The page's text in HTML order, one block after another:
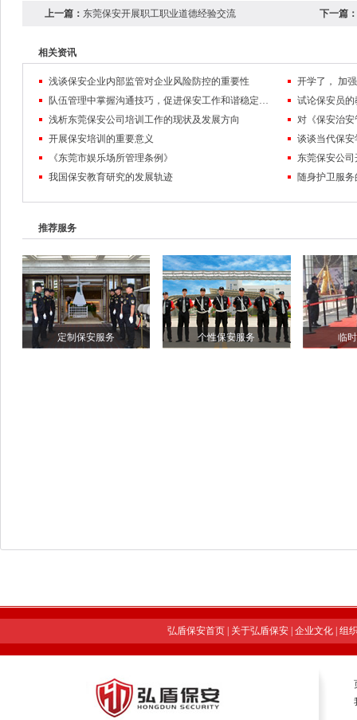
上一篇： 东莞保安开展职工职业道德经验交流 下一篇：
相关资讯
浅谈保安企业内部监管对企业风险防控的重要性
队伍管理中掌握沟通技巧，促进保安工作和谐稳定发展
试论保安员
浅析东莞保安公司培训工作的现状及发展方向
对《保安治
开展保安培训的重要意义
谈谈当代保
《东莞市娱乐场所管理条例》
东莞保安公
我国保安教育研究的发展轨迹
随身护卫服
推荐服务
定制保安服务 个性保安服务 临
弘盾保安首页| 关于弘盾保安| 企业文化| 组